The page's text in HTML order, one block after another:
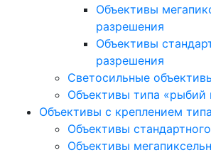
Объективы
разрешения
Объективы
разрешения
Светосильные
Объективы типа «рыбий
Объективы с креплением
Объективы
Объективы